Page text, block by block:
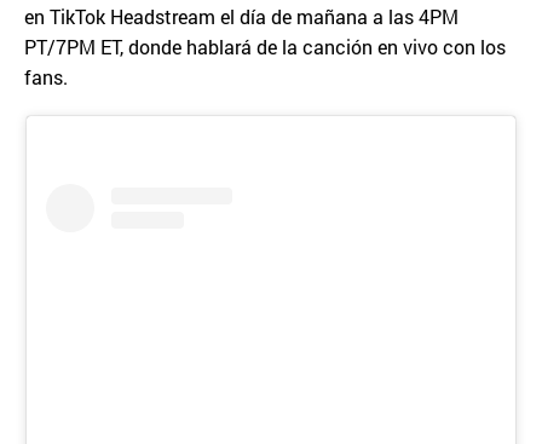
en TikTok Headstream el día de mañana a las 4PM
PT/7PM ET, donde hablará de la canción en vivo con los
fans.